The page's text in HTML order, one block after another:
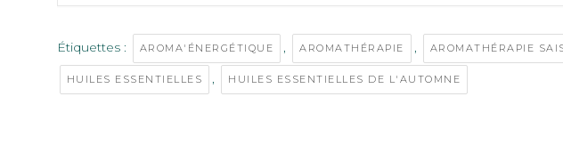
Étiquettes : AROMA'ÉNERGÉTIQUE , AROMATHÉRAPIE , AROMATHÉRAPIE
HUILES ESSENTIELLES , HUILES ESSENTIELLES DE L'AUTOMNE